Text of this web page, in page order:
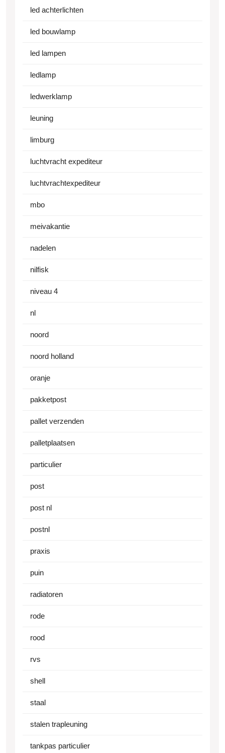
led achterlichten
led bouwlamp
led lampen
ledlamp
ledwerklamp
leuning
limburg
luchtvracht expediteur
luchtvrachtexpediteur
mbo
meivakantie
nadelen
nilfisk
niveau 4
nl
noord
noord holland
oranje
pakketpost
pallet verzenden
palletplaatsen
particulier
post
post nl
postnl
praxis
puin
radiatoren
rode
rood
rvs
shell
staal
stalen trapleuning
tankpas particulier